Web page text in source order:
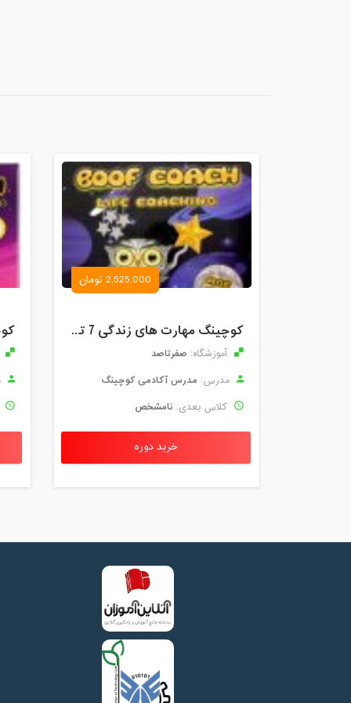
2,525,000 تومان
کوچینگ مهارت های زندگی 7 تا 9 سال
آموزشگاه: صفرتاصد
مدرس: مدرس آکادمی کوچینگ
کلاس بعدی: نامشخص
خرید دوره